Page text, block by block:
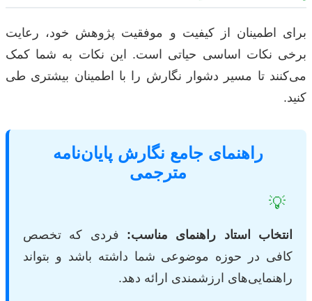
برای اطمینان از کیفیت و موفقیت پژوهش خود، رعایت
برخی نکات اساسی حیاتی است. این نکات به شما کمک
می‌کنند تا مسیر دشوار نگارش را با اطمینان بیشتری طی
کنید.
راهنمای جامع نگارش پایان‌نامه
مترجمی
💡
انتخاب استاد راهنمای مناسب: فردی که تخصص
کافی در حوزه موضوعی شما داشته باشد و بتواند
راهنمایی‌های ارزشمندی ارائه دهد.